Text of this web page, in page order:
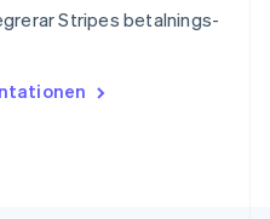
Stripes betalnings-